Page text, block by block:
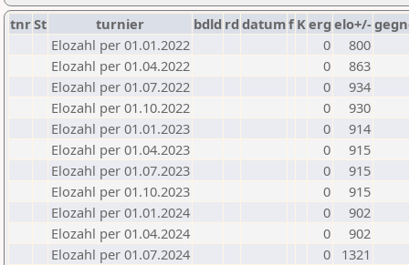
tnrSt turnier bdld rd datumf Kerg elo+/-
Elozahl per 01.01.2022
0
800
Elozahl per 01.04.2022
0
863
Elozahl per 01.07.2022
0
934
Elozahl per 01.10.2022
0
930
Elozahl per 01.01.2023
0
914
Elozahl per 01.04.2023
0
915
Elozahl per 01.07.2023
0
915
Elozahl per 01.10.2023
0
915
Elozahl per 01.01.2024
0
902
Elozahl per 01.04.2024
0
902
Elozahl per 01.07.2024
0
1321